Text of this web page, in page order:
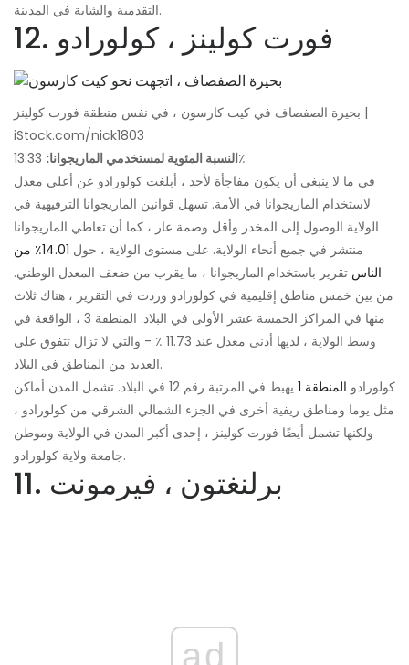
التقدمية والشابة في المدينة.
12. فورت كولينز ، كولورادو
بحيرة الصفصاف في كيت كارسون ، في نفس منطقة فورت كولينز |
iStock.com/nick1803
النسبة المئوية لمستخدمي الماريجوانا:13.33٪
في ما لا ينبغي أن يكون مفاجأة لأحد ، أبلغت كولورادو عن أعلى معدل
لاستخدام الماريجوانا في الأمة. تسهل قوانين الماريجوانا الترفيهية في
الولاية الوصول إلى المخدر وأقل وصمة عار ، كما أن تعاطي الماريجوانا
منتشر في جميع أنحاء الولاية. على مستوى الولاية ، حول
14.01٪ من
الناس تقرير باستخدام الماريجوانا ، ما يقرب من ضعف المعدل الوطني.
من بين خمس مناطق إقليمية في كولورادو وردت في التقرير ، هناك ثلاث
منها في المراكز الخمسة عشر الأولى في البلاد. المنطقة 3 ، الواقعة في
وسط الولاية ، لديها أدنى معدل عند 11.73 ٪ - والتي لا تزال تتفوق على
العديد من المناطق في البلاد.
كولورادو المنطقة 1
يهبط في المرتبة رقم 12 في البلاد. تشمل المدن أماكن
مثل يوما ومناطق ريفية أخرى في الجزء الشمالي الشرقي من كولورادو ،
ولكنها تشمل أيضًا فورت كولينز ، إحدى أكبر المدن في الولاية وموطن
جامعة ولاية كولورادو.
11. برلنغتون ، فيرمونت
ad